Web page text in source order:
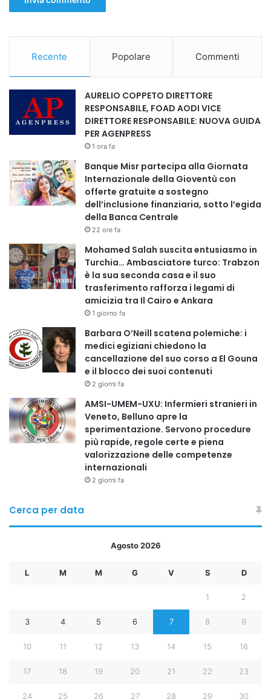
Recente Popolare Commenti
AURELIO COPPETO DIRETTORE
RESPONSABILE, FOAD AODI VICE
DIRETTORE RESPONSABILE: NUOVA GUIDA
PER AGENPRESS
1 ora fa
Banque Misr partecipa alla Giornata
Internazionale della Gioventù con
offerte gratuite a sostegno
dell’inclusione finanziaria, sotto l’egida
della Banca Centrale
22 ore fa
Mohamed Salah suscita entusiasmo in
Turchia… Ambasciatore turco: Trabzon
è la sua seconda casa e il suo
trasferimento rafforza i legami di
amicizia tra Il Cairo e Ankara
1 giorno fa
Barbara O’Neill scatena polemiche: i
medici egiziani chiedono la
cancellazione del suo corso a El Gouna
e il blocco dei suoi contenuti
2 giorni fa
AMSI-UMEM-UXU: Infermieri stranieri in
Veneto, Belluno apre la
sperimentazione. Servono procedure
più rapide, regole certe e piena
valorizzazione delle competenze
internazionali
2 giorni fa
Cerca per data
Agosto 2026
L M M G V S D
1 2
3 4 5 6 7 8 9
10 11 12 13 14 15 16
17 18 19 20 21 22 23
24 25 26 27 28 29 30